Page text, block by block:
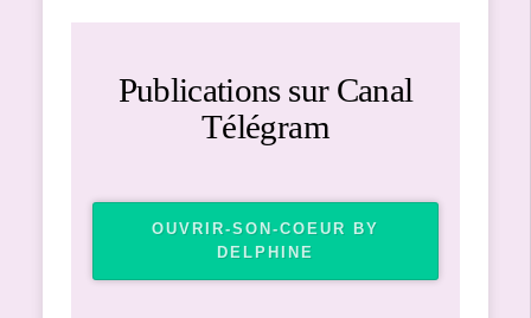
Publications sur Canal
Télégram
OUVRIR-SON-COEUR BY
DELPHINE